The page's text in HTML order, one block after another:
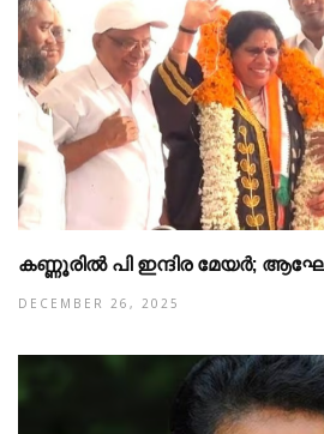
കണ്ണൂരില്‍ പി ഇന്ദിര മേയര്‍;
DECEMBER 26, 2025